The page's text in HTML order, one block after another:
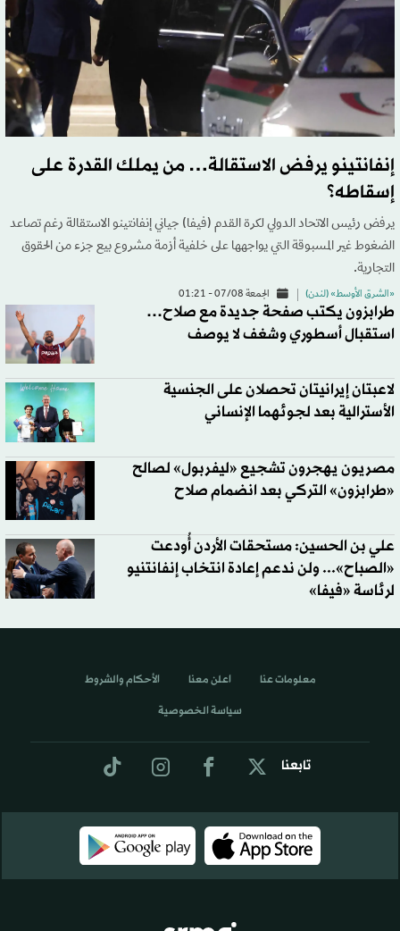
إنفانتينو يرفض الاستقالة… من يملك القدرة على
إسقاطه؟
يرفض رئيس الاتحاد الدولي لكرة القدم (فيفا) جياني إنفانتينو الاستقالة رغم تصاعد
الضغوط غير المسبوقة التي يواجهها على خلفية أزمة مشروع بيع جزء من الحقوق
التجارية.
«الشرق الأوسط» (لندن) الجمعة 07/08 - 01:21
طرابزون يكتب صفحة جديدة مع صلاح…
استقبال أسطوري وشغف لا يوصف
لاعبتان إيرانيتان تحصلان على الجنسية
الأسترالية بعد لجوئهما الإنساني
مصريون يهجرون تشجيع «ليفربول» لصالح
«طرابزون» التركي بعد انضمام صلاح
علي بن الحسين: مستحقات الأردن أُودعت
«الصباح»... ولن ندعم إعادة انتخاب إنفانتنيو
لرئاسة «فيفا»
تابعنا
معلومات عنا اعلن معنا الأحكام والشروط
سياسة الخصوصية